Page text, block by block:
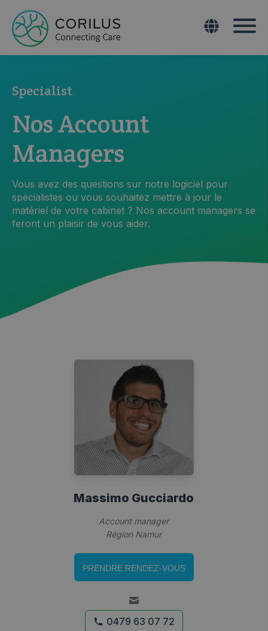
Specialist
Nos Account
Managers
Vous avez des questions sur notre logiciel pour
spécialistes ou vous souhaitez mettre à jour le
matériel de votre cabinet ? Nos account managers se
feront un plaisir de vous aider.
Massimo Gucciardo
Account manager
Région Namur
PRENDRE RENDEZ-VOUS
0479 63 07 72